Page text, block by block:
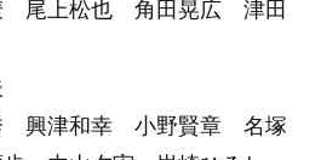
尾上松也 角田晃広 津田
興津和幸 小野賢章 名塚